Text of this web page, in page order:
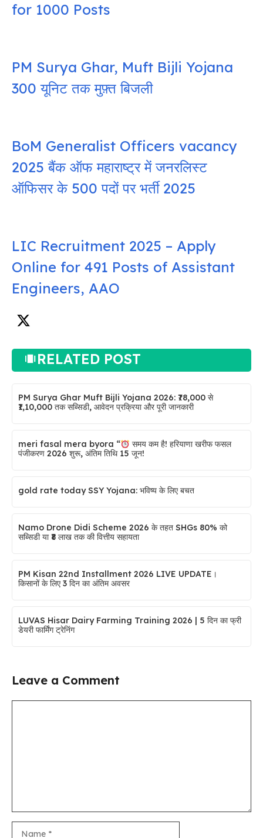
for 1000 Posts
PM Surya Ghar, Muft Bijli Yojana
300 यूनिट तक मुफ़्त बिजली
BoM Generalist Officers vacancy
2025 बैंक ऑफ महाराष्ट्र में जनरलिस्ट
ऑफिसर के 500 पदों पर भर्ती 2025
LIC Recruitment 2025 – Apply
Online for 491 Posts of Assistant
Engineers, AAO
RELATED POST
PM Surya Ghar Muft Bijli Yojana 2026: ₹78,000 से
₹1,10,000 तक सब्सिडी, आवेदन प्रक्रिया और पूरी जानकारी
meri fasal mera byora “
समय कम है! हरियाणा खरीफ फसल
पंजीकरण 2026 शुरू, अंतिम तिथि 15 जून!
gold rate today SSY Yojana: भविष्य के लिए बचत
Namo Drone Didi Scheme 2026 के तहत SHGs 80% को
सब्सिडी या ₹8 लाख तक की वित्तीय सहायता
PM Kisan 22nd Installment 2026 LIVE UPDATE।
किसानों के लिए 3 दिन का अंतिम अवसर
LUVAS Hisar Dairy Farming Training 2026 | 5 दिन का फ्री
डेयरी फार्मिंग ट्रेनिंग
Leave a Comment